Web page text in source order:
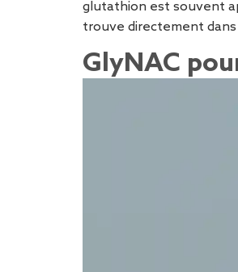
glutathion est souvent
trouve directement dans
GlyNAC